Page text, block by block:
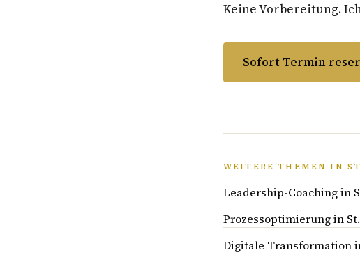
Keine Vorbereitung.
Sofort-Termin
WEITERE THEMEN IN
Leadership-Coaching in
Prozessoptimierung in
Digitale Transformation